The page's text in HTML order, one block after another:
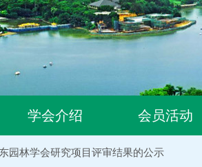
学会介绍 会员活动
开展2026年广东风景园林优秀学子奖评选
学会专家库候选人的通知（2026年度）
广东园林学会研究项目立项名单的通知
广东园林学会科学技术奖的通知
园林学会研究项目评审结果的公示